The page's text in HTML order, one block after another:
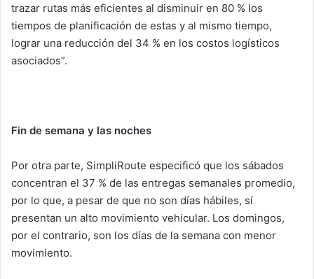
trazar rutas más eficientes al disminuir en 80 % los
tiempos de planificación de estas y al mismo tiempo,
lograr una reducción del 34 % en los costos logísticos
asociados”.
Fin de semana y las noches
Por otra parte, SimpliRoute especificó que los sábados
concentran el 37 % de las entregas semanales promedio,
por lo que, a pesar de que no son días hábiles, sí
presentan un alto movimiento vehicular. Los domingos,
por el contrario, son los días de la semana con menor
movimiento.